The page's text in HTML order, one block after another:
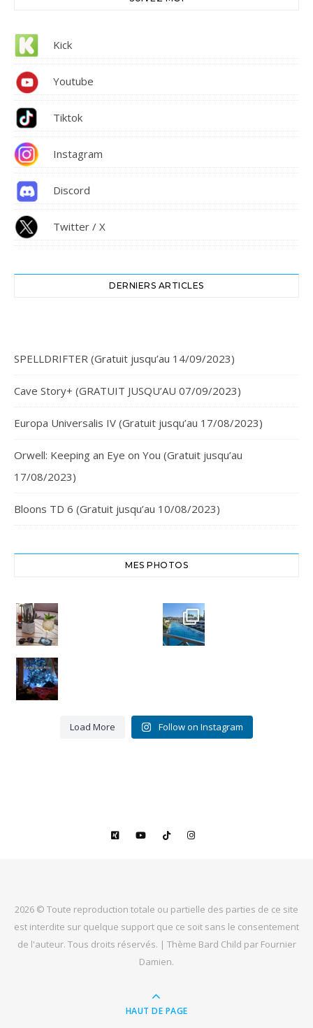
Kick
Youtube
Tiktok
Instagram
Discord
Twitter / X
DERNIERS ARTICLES
SPELLDRIFTER (Gratuit jusqu’au 14/09/2023)
Cave Story+ (GRATUIT JUSQU’AU 07/09/2023)
Europa Universalis IV (Gratuit jusqu’au 17/08/2023)
Orwell: Keeping an Eye on You (Gratuit jusqu’au
17/08/2023)
Bloons TD 6 (Gratuit jusqu’au 10/08/2023)
MES PHOTOS
Cheers,
santé
#chania
#crete
resort
3
0
Crête
Euphoria
Resort
Bye bye
Miou-
Miou.
Merci
Load More Follow on Instagram
2026 © Toute reproduction totale ou partielle des parties de ce site
est interdite sur quelque support que ce soit sans le consentement
de l'auteur. Tous droits réservés. | Thème Bard Child par Fournier
Damien.
HAUT DE PAGE